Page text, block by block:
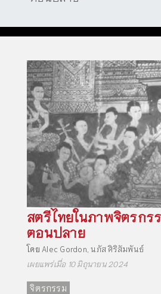
สตรีไทยในภาพจิตรกร
ตอนปลาย
โดย Alec Gordon ,นภัส ศิริสัมพันธ์
เผยแพร่เมื่อ 10 มิถุนายน 2024
จิตรกรรม